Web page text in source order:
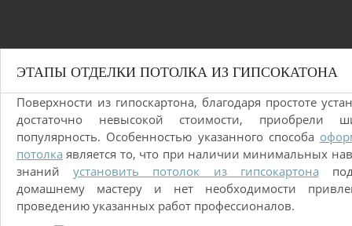
ЭТАПЫ ОТДЕЛКИ ПОТОЛКА ИЗ ГИПСОКАТОНА
Поверхности из гипоскартона, благодаря простоте
достаточно невысокой стоимости, приобрели
популярность. Особенностью указанного способа
потолка является то, что при наличии минимальных
знанийустановить потолок из гипсокартона
домашнему мастеру и нет необходимости
проведению указанных работ профессионалов.